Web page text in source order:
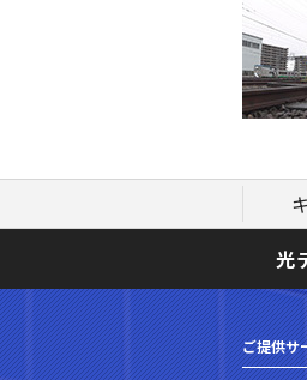
光
ご提供サ